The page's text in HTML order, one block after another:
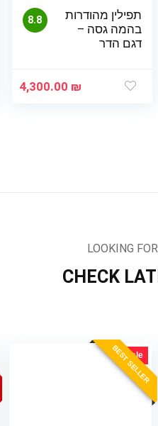
8.8
תפילין מהודרות
בהמה גסה –
דגם הדר
4,300.00 ₪
LOOKING
CHECK
BEST SELLER
Sale!